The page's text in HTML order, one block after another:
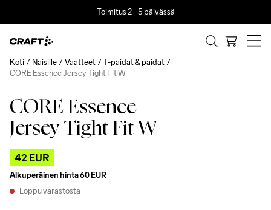
Toimitus 2–5 päivässä
CORE Essence
Jersey Tight Fit W
42 EUR
Alkuperäinen hinta60 EUR
Loppu varastosta
Koti Naisille Vaatteet
T-paidat & paidat
CORE Essence Jersey Tight Fit W
Outlet